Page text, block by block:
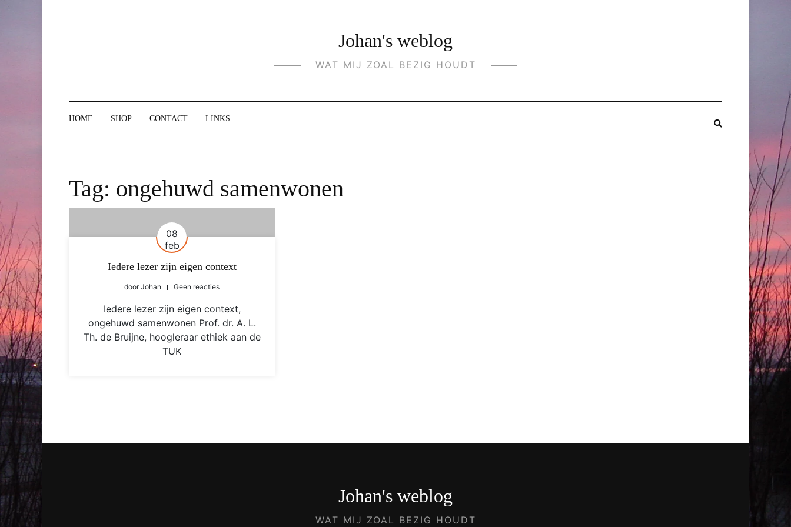
Johan's weblog
WAT MIJ ZOAL BEZIG HOUDT
HOME SHOP CONTACT LINKS
Tag: ongehuwd samenwonen
08
feb
Iedere lezer zijn eigen context
doorJohan Geen reacties
Iedere lezer zijn eigen context,
ongehuwd samenwonen Prof. dr. A. L.
Th. de Bruijne, hoogleraar ethiek aan de
TUK
Johan's weblog
WAT MIJ ZOAL BEZIG HOUDT